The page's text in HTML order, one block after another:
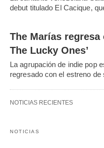
debut titulado El Cacique,
The Marías regresa
The Lucky Ones’
La agrupación de indie pop
regresado con el estreno
NOTICIAS RECIENTES
NOTICIAS